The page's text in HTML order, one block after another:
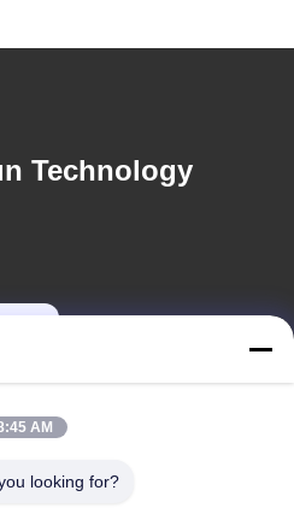
Technology
AM
looking for?